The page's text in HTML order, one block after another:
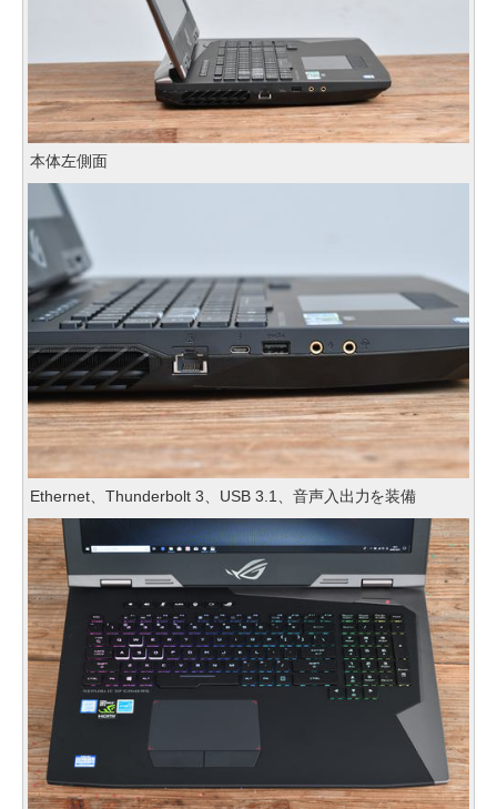
本体左側面
Ethernet、Thunderbolt 3、USB 3.1、音声入出力を装備